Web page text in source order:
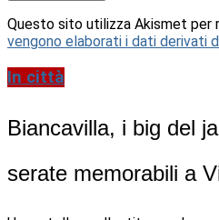
Questo sito utilizza Akismet per
vengono elaborati i dati derivati
In città
Biancavilla, i big del
serate memorabili a